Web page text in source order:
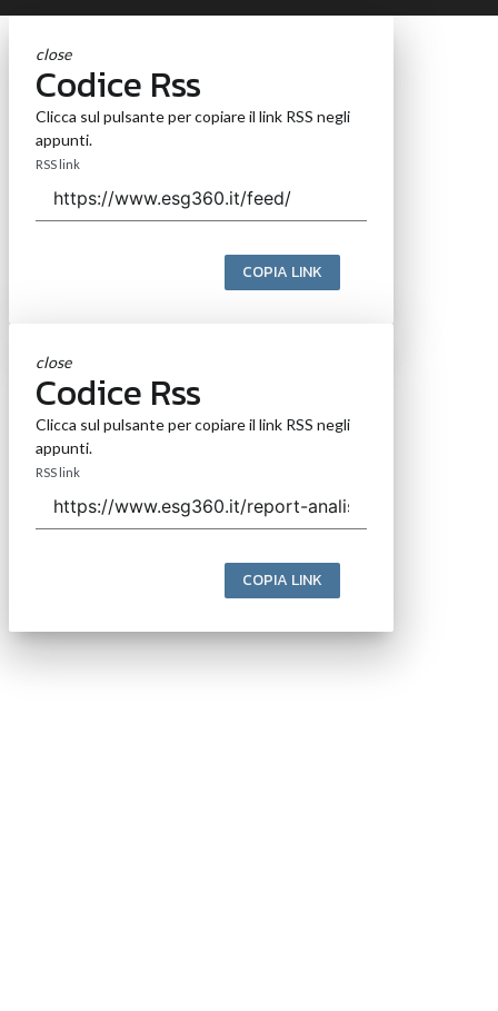
close
Codice Rss
Clicca sul pulsante per copiare il link RSS negli
appunti.
RSS link
COPIA LINK
close
Codice Rss
Clicca sul pulsante per copiare il link RSS negli
appunti.
RSS link
COPIA LINK